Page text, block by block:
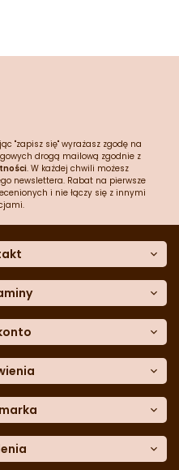
"zapisz się" wyrażasz zgodę na
drogą mailową zgodnie z
. W każdej chwili możesz
newslettera. Rabat na pierwsze
i nie łączy się z innymi
pytania
767 272
cyfrowa
zwrotu